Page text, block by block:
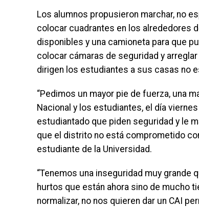
Los alumnos propusieron marchar, no
colocar cuadrantes en los alrededores
disponibles y una camioneta para que
colocar cámaras de seguridad y
dirigen los estudiantes a sus casas no
“Pedimos un mayor pie de fuerza, una
Nacional y los estudiantes, el día
estudiantado que piden seguridad y le
que el distrito no está comprometido
estudiante de la Universidad.
“Tenemos una inseguridad muy
hurtos que están ahora sino de mucho
normalizar, no nos quieren dar un CAI